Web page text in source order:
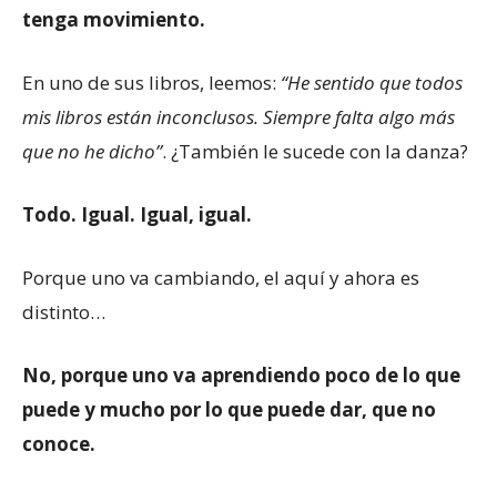
tenga movimiento.
En uno de sus libros, leemos: “He sentido que todos
mis libros están inconclusos. Siempre falta algo más
que no he dicho”. ¿También le sucede con la danza?
Todo. Igual. Igual, igual.
Porque uno va cambiando, el aquí y ahora es
distinto…
No, porque uno va aprendiendo poco de lo que
puede y mucho por lo que puede dar, que no
conoce.